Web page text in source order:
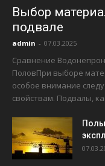
Выбор
подвале
admin - 07.03.2025
Сравнение
ПоловПри выборе
особое внимание
свойствам. Подвалы,